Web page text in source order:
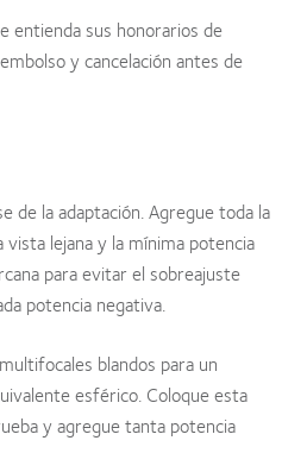
entienda sus honorarios de
y cancelación antes de
de la adaptación. Agregue toda la
lejana y la mínima potencia
para evitar el sobreajuste
potencia negativa.
blandos para un
esférico. Coloque esta
y agregue tanta potencia